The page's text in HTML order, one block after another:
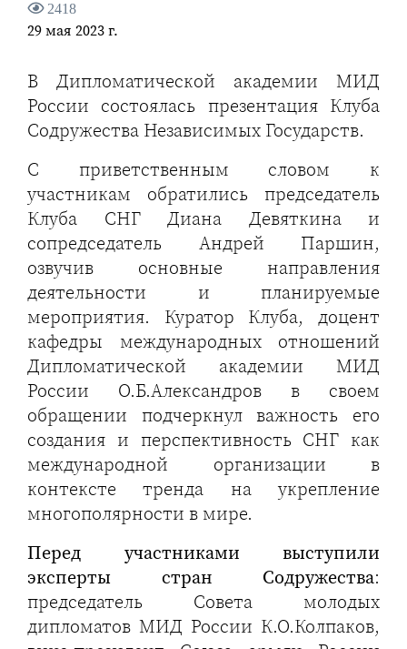
2418
29 мая 2023 г.
В Дипломатической академии МИД
России состоялась презентация Клуба
Содружества Независимых Государств.
С приветственным словом к
участникам обратились председатель
Клуба СНГ Диана Девяткина и
сопредседатель Андрей Паршин,
озвучив основные направления
деятельности и планируемые
мероприятия. Куратор Клуба, доцент
кафедры международных отношений
Дипломатической академии МИД
России О.Б.Александров в своем
обращении подчеркнул важность его
создания и перспективность СНГ как
международной организации в
контексте тренда на укрепление
многополярности в мире.
Перед участниками выступили
эксперты стран Содружества:
председатель Совета молодых
дипломатов МИД России К.О.Колпаков,